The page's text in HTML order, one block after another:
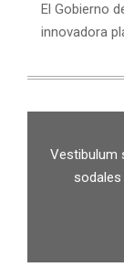
El Gobierno
innovadora
Vestibulum